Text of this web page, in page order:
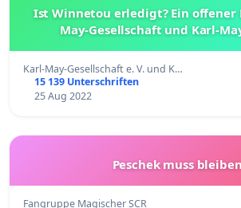
Ist Winnetou erledigt? Ein offener
May-Gesellschaft und Karl-
Karl-May-Gesellschaft e. V. und K…
15 139 Unterschriften
25 Aug 2022
Peschek muss
Fangruppe Magischer SCR